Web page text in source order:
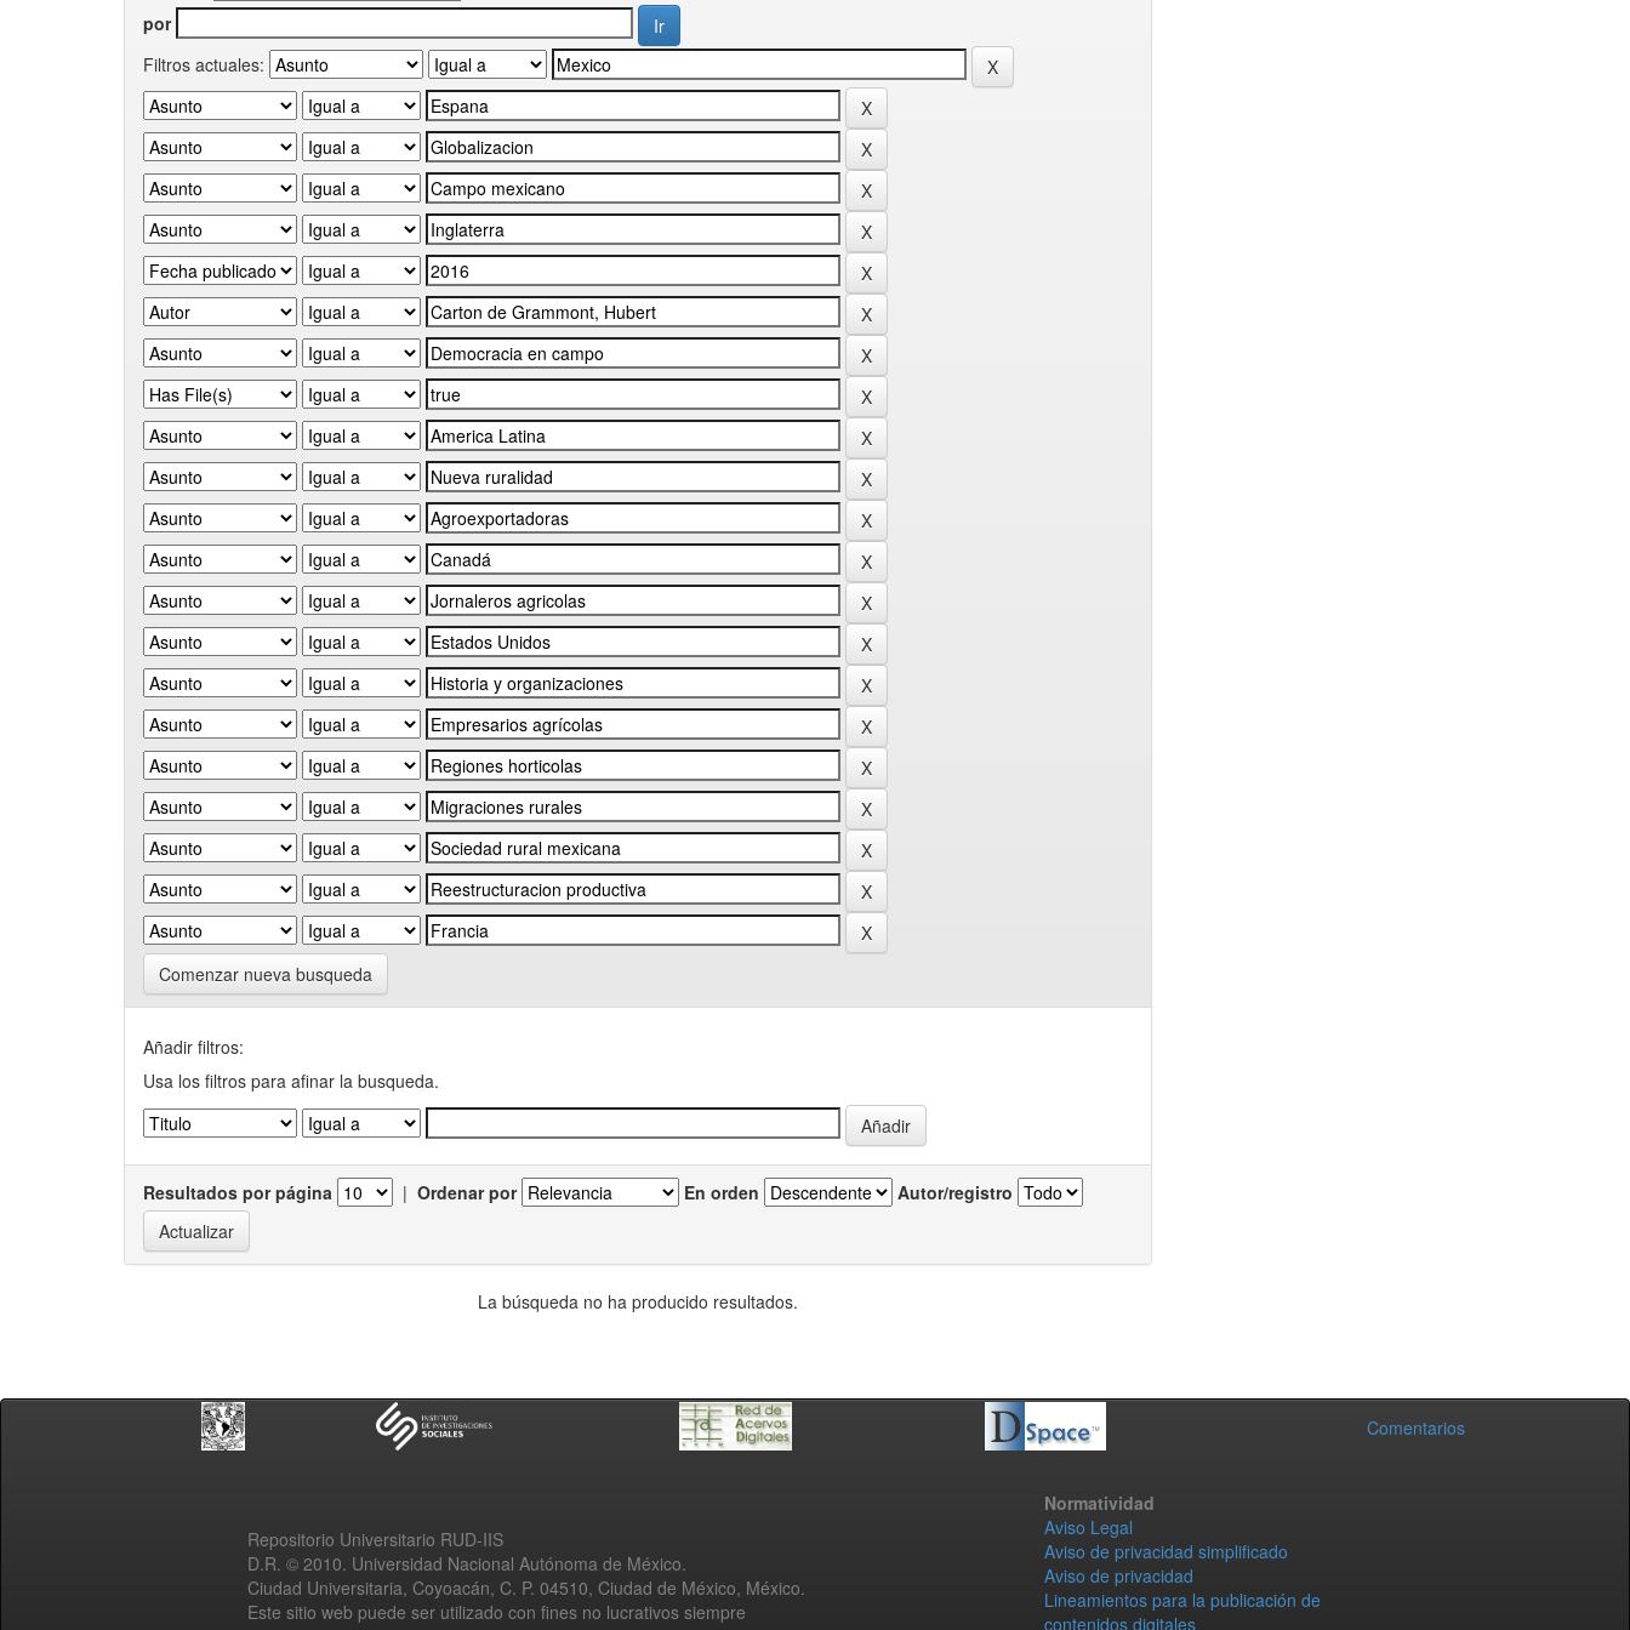
por
Filtros actuales:
Comenzar nueva busqueda
Añadir filtros:
Usa los filtros para afinar la busqueda.
Resultados por página | Ordenar por En orden Autor/registro
La búsqueda no ha producido resultados.
Comentarios
Repositorio Universitario RUD-IIS
D.R. © 2010. Universidad Nacional Autónoma de México.
Ciudad Universitaria, Coyoacán, C. P. 04510, Ciudad de México, México.
Este sitio web puede ser utilizado con fines no lucrativos siempre
Normatividad
Aviso Legal
Aviso de privacidad simplificado
Aviso de privacidad
Lineamientos para la publicación de
contenidos digitales